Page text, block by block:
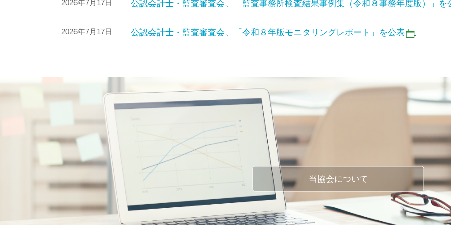
2026年7月17日 公認会計士・監査審査会、「監査事務所検査結果事例集（令和８事務年度版）」を
2026年7月17日 公認会計士・監査審査会、「令和８年版モニタリングレポート」を公表
当協会について